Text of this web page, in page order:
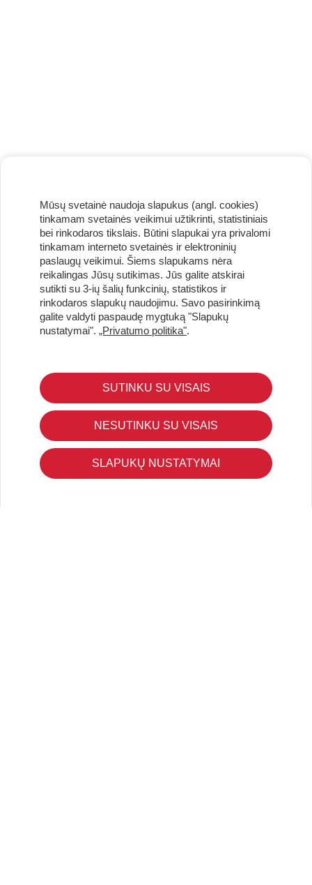
Užsisakykite naujienlaiškį ir pirmi gaukite geriausius
pasiūlymus!
KLIENTŲ APTARNAVIMAS
Pirkimo – pardavimo taisyklės
Pristatymas ir grąžinimas
Apmokėjimo būdai
Kokybės ir saugumo standartai
Privatumo taisyklės
Mūsų svetainė naudoja slapukus (angl. cookies)
tinkamam svetainės veikimui užtikrinti, statistiniais
bei rinkodaros tikslais. Būtini slapukai yra privalomi
tinkamam interneto svetainės ir elektroninių
paslaugų veikimui. Šiems slapukams nėra
reikalingas Jūsų sutikimas. Jūs galite atskirai
sutikti su 3-ių šalių funkcinių, statistikos ir
rinkodaros slapukų naudojimu. Savo pasirinkimą
galite valdyti paspaudę mygtuką "Slapukų
nustatymai". „Privatumo politika".
SUTINKU SU VISAIS
NESUTINKU SU VISAIS
SLAPUKŲ NUSTATYMAI